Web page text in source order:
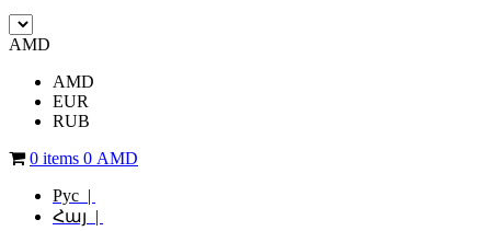
AMD
AMD
EUR
RUB
0 items 0 AMD
Рус |
Հայ |